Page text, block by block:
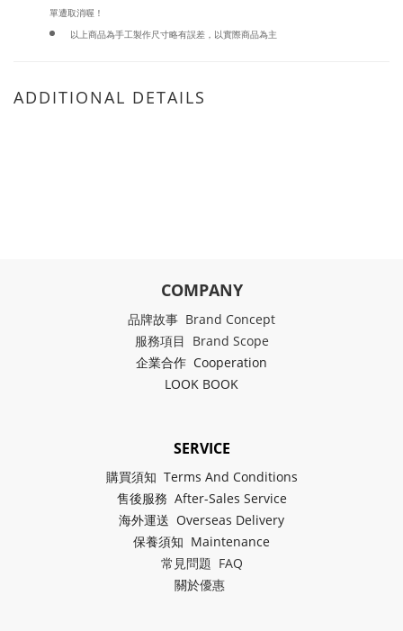
單遭取消喔！
以上商品為手工製作尺寸略有誤差，以實際商品為主
ADDITIONAL DETAILS
COMPANY
品牌故事 Brand Concept
服務項目 Brand Scope
企業合作 Cooperation
LOOK BOOK
SERVICE
購買須知 Terms And Conditions
售後服務 After-Sales Service
海外運送 Overseas Delivery
保養須知 Maintenance
常見問題 FAQ
關於優惠